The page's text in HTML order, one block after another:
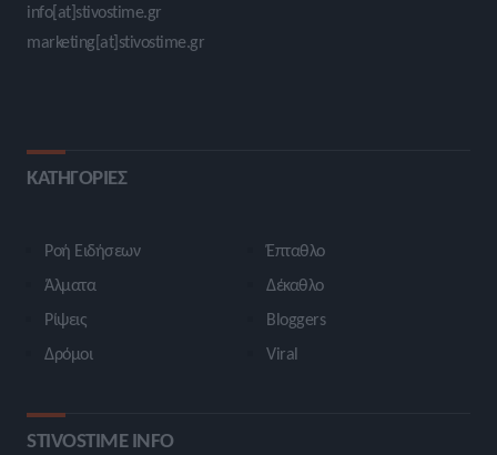
info[at]stivostime.gr
marketing[at]stivostime.gr
ΚΑΤΗΓΟΡΙΕΣ
Ροή Ειδήσεων
Άλματα
Ρίψεις
Δρόμοι
Έπταθλο
Δέκαθλο
Bloggers
Viral
STIVOSTIME INFO